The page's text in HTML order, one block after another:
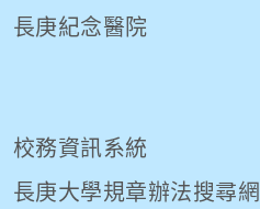
長庚紀念醫院
校務資訊系統
長庚大學規章辦法搜尋網